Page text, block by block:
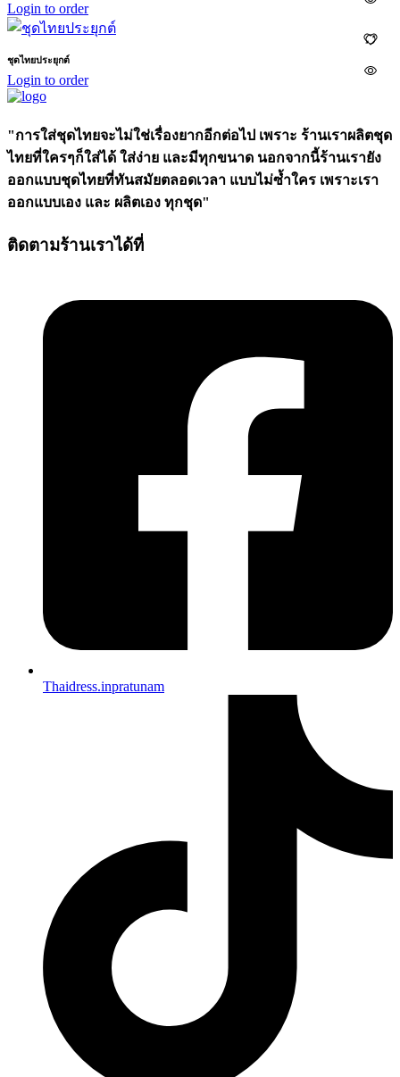
Login to order
ชุดไทยประยุกต์
Login to order
"การใส่ชุดไทยจะไม่ใช่เรื่องยากอีกต่อไป เพราะ ร้านเราผลิตชุด
ไทยที่ใครๆก็ใส่ได้ ใส่ง่าย และมีทุกขนาด นอกจากนี้ร้านเรายัง
ออกแบบชุดไทยที่ทันสมัยตลอดเวลา แบบไม่ซ้ำใคร เพราะเรา
ออกแบบเอง และ ผลิตเอง ทุกชุด"
ติดตามร้านเราได้ที่
Thaidress.inpratunam